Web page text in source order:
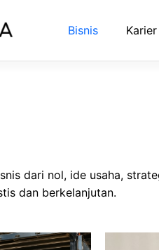
Bisnis Karier
dari nol, ide usaha,
dan berkelanjutan.